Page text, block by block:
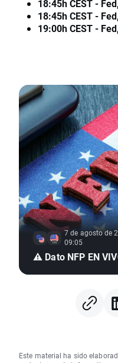
18:45h CEST -
18:45h CEST -
19:00h CEST -
7 de agosto de
09:05
⚠️ Dato NFP EN
Este material ha sido